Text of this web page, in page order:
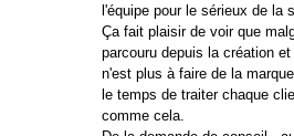
l'équipe pour le sérieux de la
Ça fait plaisir de voir que
parcouru depuis la création
n'est plus à faire de la
le temps de traiter chaque
comme cela.